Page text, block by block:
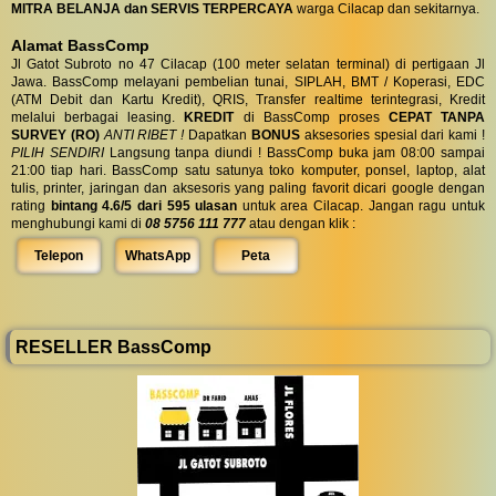
MITRA BELANJA dan SERVIS TERPERCAYA warga Cilacap dan sekitarnya.
Alamat BassComp
Jl Gatot Subroto no 47 Cilacap (100 meter selatan terminal) di pertigaan Jl
Jawa. BassComp melayani pembelian tunai, SIPLAH, BMT / Koperasi, EDC
(ATM Debit dan Kartu Kredit), QRIS, Transfer realtime terintegrasi, Kredit
melalui berbagai leasing.
KREDITdi BassComp proses CEPAT TANPA
SURVEY (RO) ANTI RIBET !Dapatkan BONUSaksesories spesial dari kami !
PILIH SENDIRILangsung tanpa diundi ! BassComp buka jam 08:00 sampai
21:00 tiap hari. BassComp satu satunya toko komputer, ponsel, laptop, alat
tulis, printer, jaringan dan aksesoris yang paling favorit dicari google dengan
rating bintang 4.6/5 dari 595 ulasan untuk area Cilacap. Jangan ragu untuk
menghubungi kami di 08 5756 111 777 atau dengan klik :
Telepon WhatsApp Peta
RESELLER BassComp